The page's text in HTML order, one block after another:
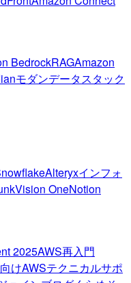
BedrockRAGAmazon
モダンデータスタック
Alteryxインフォ
Vision OneNotion
2025AWS再入門
けAWSテクニカルサポ